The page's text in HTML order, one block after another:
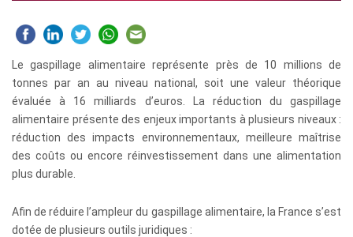
Le gaspillage alimentaire représente près de 10 millions de
tonnes par an au niveau national, soit une valeur théorique
évaluée à 16 milliards d’euros. La réduction du gaspillage
alimentaire présente des enjeux importants à plusieurs niveaux :
réduction des impacts environnementaux, meilleure maîtrise
des coûts ou encore réinvestissement dans une alimentation
plus durable.
Afin de réduire l’ampleur du gaspillage alimentaire, la France s’est
dotée de plusieurs outils juridiques :